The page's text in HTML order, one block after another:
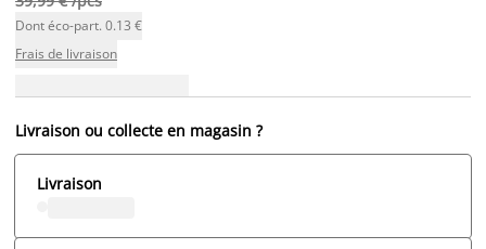
Dont éco-part. 0.13 €
Frais de livraison
Livraison ou collecte en magasin ?
Livraison